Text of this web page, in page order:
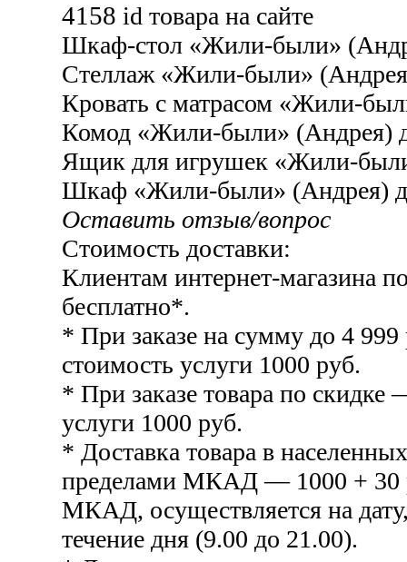
4158 id товара на сайте
Шкаф-стол «Жили-были»
Стеллаж «Жили-были»
Кровать с матрасом «Жили-
Комод «Жили-были» (Андрея)
Ящик для игрушек «Жили-
Шкаф «Жили-были» (Андрея)
Оставить отзыв/вопрос
Стоимость доставки:
Клиентам интернет-
бесплатно*.
* При заказе на сумму до 4
стоимость услуги 1000 руб.
* При заказе товара по скидке
услуги 1000 руб.
* Доставка товара в
пределами МКАД — 1000 + 30
МКАД, осуществляется на
течение дня (9.00 до 21.00).